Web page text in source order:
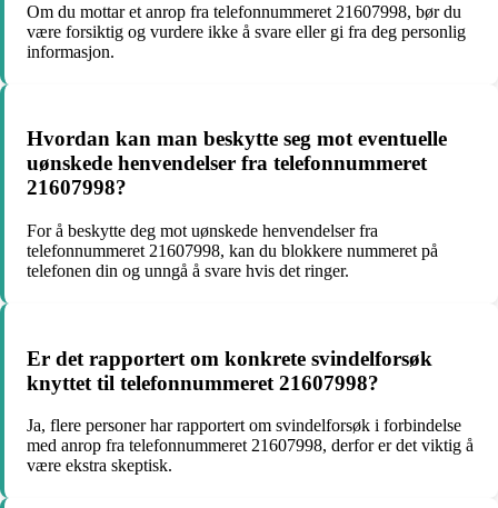
Om du mottar et anrop fra telefonnummeret 21607998, bør du
være forsiktig og vurdere ikke å svare eller gi fra deg personlig
informasjon.
Hvordan kan man beskytte seg mot eventuelle
uønskede henvendelser fra telefonnummeret
21607998?
For å beskytte deg mot uønskede henvendelser fra
telefonnummeret 21607998, kan du blokkere nummeret på
telefonen din og unngå å svare hvis det ringer.
Er det rapportert om konkrete svindelforsøk
knyttet til telefonnummeret 21607998?
Ja, flere personer har rapportert om svindelforsøk i forbindelse
med anrop fra telefonnummeret 21607998, derfor er det viktig å
være ekstra skeptisk.